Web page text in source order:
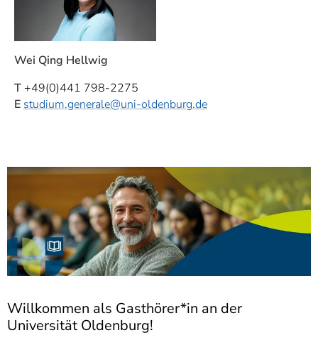
Wei Qing Hellwig
T +49(0)441 798-2275
E studium.generale@uni-oldenburg.de
Willkommen als Gasthörer*in an der
Universität Oldenburg!